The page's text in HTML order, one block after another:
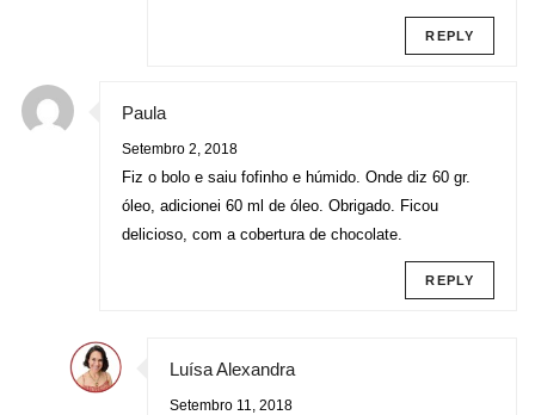
REPLY
Paula
Setembro 2, 2018
Fiz o bolo e saiu fofinho e húmido. Onde diz 60 gr.
óleo, adicionei 60 ml de óleo. Obrigado. Ficou
delicioso, com a cobertura de chocolate.
REPLY
Luísa Alexandra
Setembro 11, 2018